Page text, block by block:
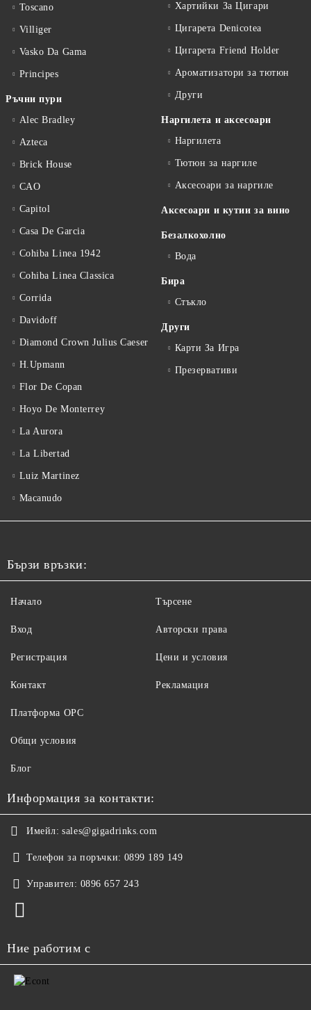
Toscano
Villiger
Vasko Da Gama
Principes
Ръчни пури
Alec Bradley
Azteca
Brick House
CAO
Capitol
Casa De Garcia
Cohiba Linea 1942
Cohiba Linea Classica
Corrida
Davidoff
Diamond Crown Julius Caeser
H.Upmann
Flor De Copan
Hoyo De Monterrey
La Aurora
La Libertad
Luiz Martinez
Macanudo
Хартийки За Цигари
Цигарета Denicotea
Цигарета Friend Holder
Ароматизатори за тютюн
Други
Наргилета и аксесоари
Наргилета
Тютюн за наргиле
Аксесоари за наргиле
Аксесоари и кутии за вино
Безалкохолно
Вода
Бира
Стъкло
Други
Карти За Игра
Презервативи
Бързи връзки:
Начало
Вход
Регистрация
Контакт
Търсене
Авторски права
Цени и условия
Рекламация
Платформа ОРС
Общи условия
Блог
Информация за контакти:
Имейл: sales@gigadrinks.com
Телефон за поръчки: 0899 189 149
Управител: 0896 657 243
Ние работим с